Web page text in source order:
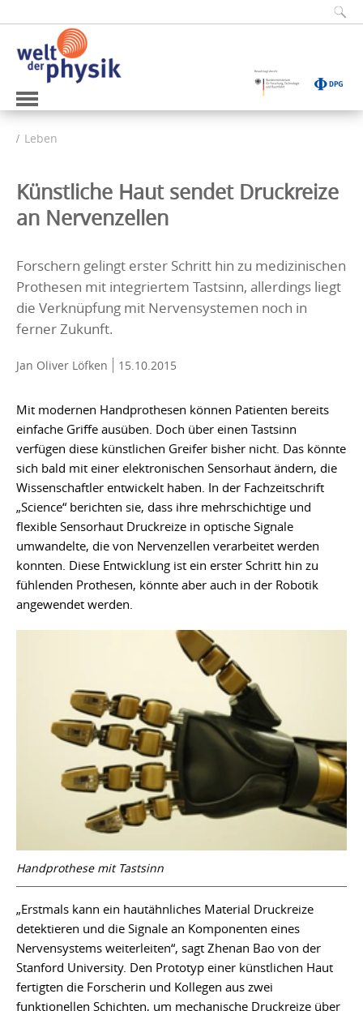
Leben
Künstliche Haut sendet Druckreize
an Nervenzellen
Forschern gelingt erster Schritt hin zu medizinischen
Prothesen mit integriertem Tastsinn, allerdings liegt
die Verknüpfung mit Nervensystemen noch in
ferner Zukunft.
Jan Oliver Löfken 15.10.2015
Mit modernen Handprothesen können Patienten bereits
einfache Griffe ausüben. Doch über einen Tastsinn
verfügen diese künstlichen Greifer bisher nicht. Das könnte
sich bald mit einer elektronischen Sensorhaut ändern, die
Wissenschaftler entwickelt haben. In der Fachzeitschrift
„Science“ berichten sie, dass ihre mehrschichtige und
flexible Sensorhaut Druckreize in optische Signale
umwandelte, die von Nervenzellen verarbeitet werden
konnten. Diese Entwicklung ist ein erster Schritt hin zu
fühlenden Prothesen, könnte aber auch in der Robotik
angewendet werden.
Handprothese mit Tastsinn
„Erstmals kann ein hautähnliches Material Druckreize
detektieren und die Signale an Komponenten eines
Nervensystems weiterleiten“, sagt Zhenan Bao von der
Stanford University. Den Prototyp einer künstlichen Haut
fertigten die Forscherin und Kollegen aus zwei
funktionellen Schichten, um mechanische Druckreize über